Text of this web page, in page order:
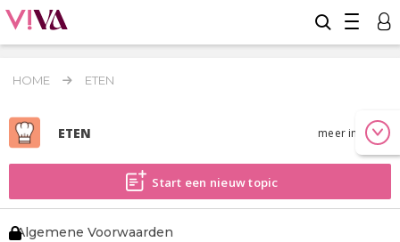
HOME ETEN
ETEN meer info
Start een nieuw topic
Algemene Voorwaarden